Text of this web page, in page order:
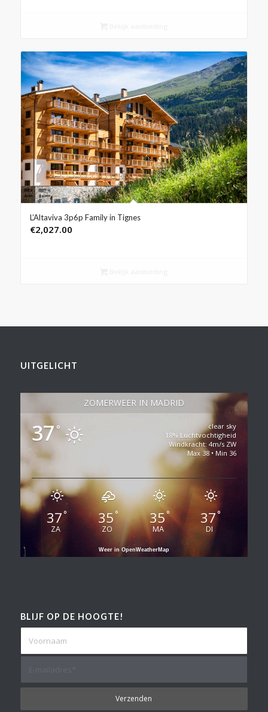
L’Altaviva 3p6p Family in Tignes
€2,027.00
UITGELICHT
ZOMERWEER IN MADRID
37°
clear sky
18% Luchtvochtigheid
Windkracht: 4m/s ZW
Max 38 • Min 36
37°
ZA
35°
ZO
35°
MA
37°
DI
Weer in OpenWeatherMap
BLIJF OP DE HOOGTE!